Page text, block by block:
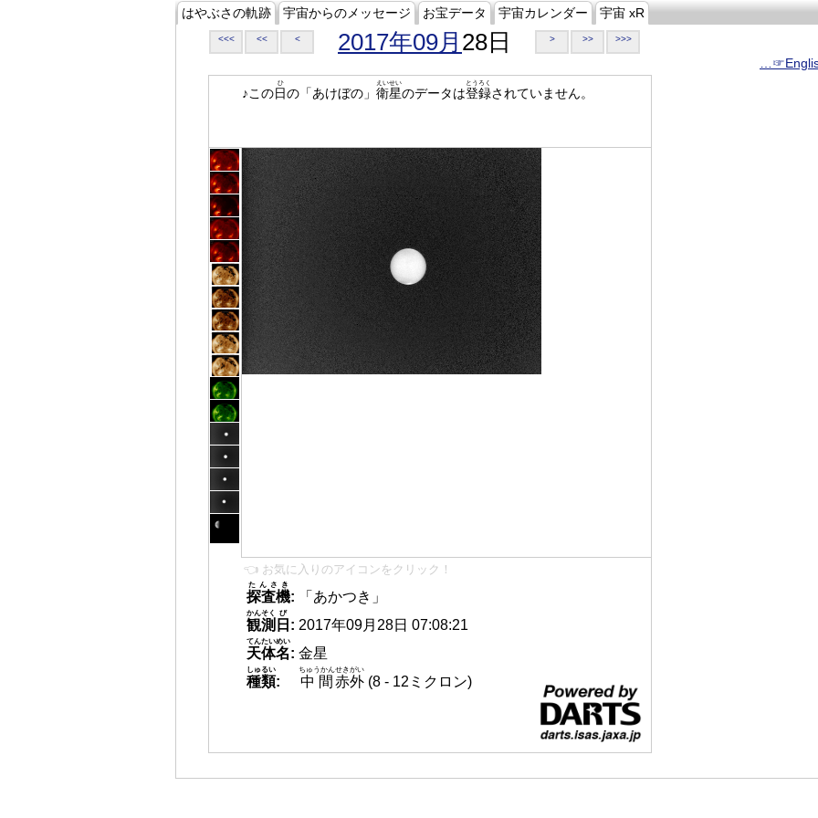
はやぶさの軌跡 宇宙からのメッセージ お宝データ 宇宙カレンダー 宇宙 xR
<<< << < 2017年09月 28日 > >> >>>
♪この日
ひ
の「あけぼの」 衛星
えいせい
のデータは登録
とうろく
されていません。
👈 お気に入りのアイコンをクリック！
探査機
たんさき
:
「あかつき」
観測
かんそく
日
び
: 2017年09月28日 07:08:21
天体名
てんたいめい
: 金星
種類
しゅるい
: 中間
ちゅうかん
赤外
せきがい
(8 - 12ミクロン)